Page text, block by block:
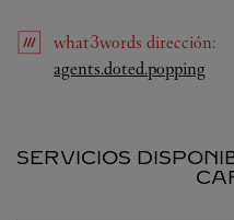
what3words dirección:
agents.doted.popping
SERVICIOS